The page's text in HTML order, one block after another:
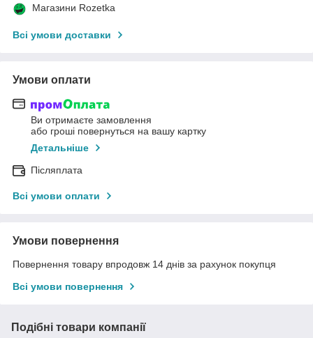
Магазини Rozetka
Всі умови доставки
Умови оплати
Ви отримаєте замовлення
або гроші повернуться на вашу картку
Детальніше
Післяплата
Всі умови оплати
Умови повернення
Повернення товару впродовж 14 днів за рахунок покупця
Всі умови повернення
Подібні товари компанії